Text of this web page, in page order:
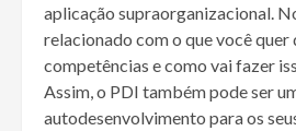
aplicação supraorganizacional.
relacionado com o que você quer
competências e como vai fazer
Assim, o PDI também pode ser
autodesenvolvimento para os